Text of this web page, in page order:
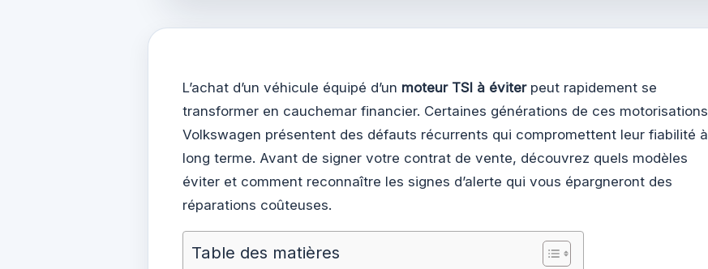
L’achat d’un véhicule équipé d’un moteur TSI à éviterpeut rapidement se
transformer en cauchemar financier. Certaines générations de ces motorisations
Volkswagen présentent des défauts récurrents qui compromettent leur fiabilité à
long terme. Avant de signer votre contrat de vente, découvrez quels modèles
éviter et comment reconnaître les signes d’alerte qui vous épargneront des
réparations coûteuses.
Table des matières